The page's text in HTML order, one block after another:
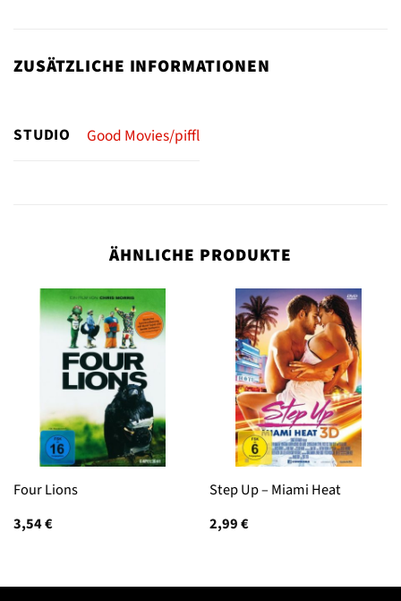
ZUSÄTZLICHE INFORMATIONEN
STUDIO Good Movies/piffl
ÄHNLICHE PRODUKTE
Four Lions
3,54€
Step Up – Miami Heat
2,99€